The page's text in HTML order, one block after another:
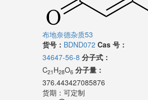
布地奈德杂质53
货号： BDND072 Cas 号：
34647-56-8 分子式：
C21 H28O6 分子量：
376.443427085876
货期： 可定制